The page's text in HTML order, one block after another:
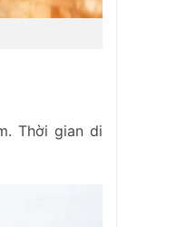
Thời gian di